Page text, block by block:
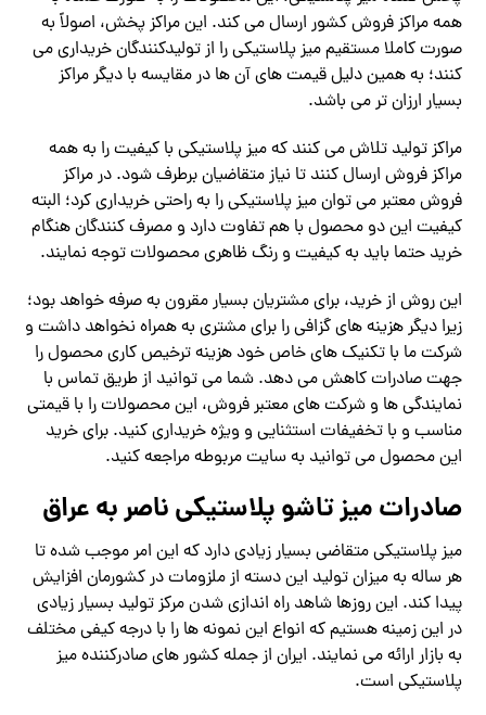
همه مراکز فروش کشور ارسال می‌ کند. این مراکز پخش، اصولاً به
صورت کاملا مستقیم میز پلاستیکی را از تولیدکنندگان خریداری می‌
کنند؛ به همین دلیل قیمت های آن ها در مقایسه با دیگر مراکز
بسیار ارزان تر می باشد.
مراکز تولید تلاش می‌ کنند که میز پلاستیکی با کیفیت را به همه
مراکز فروش ارسال کنند تا نیاز متقاضیان برطرف شود. در مراکز
فروش معتبر می توان میز پلاستیکی را به راحتی خریداری کرد؛ البته
کیفیت این دو محصول با هم تفاوت دارد و مصرف کنندگان هنگام
خرید حتما باید به کیفیت و رنگ ظاهری محصولات توجه نمایند.
این روش از خرید، برای مشتریان بسیار مقرون به صرفه خواهد بود؛
زیرا دیگر هزینه‌ های گزافی را برای مشتری به همراه نخواهد داشت و
شرکت ما با تکنیک های خاص خود هزینه ترخیص کاری محصول را
جهت صادرات کاهش می‌ دهد. شما می توانید از طریق تماس با
نمایندگی ها و شرکت های معتبر فروش، این محصولات را با قیمتی
مناسب و با تخفیفات استثنایی و ویژه خریداری کنید. برای خرید
این محصول می توانید به سایت مربوطه مراجعه کنید.
صادرات میز تاشو پلاستیکی ناصر به عراق
میز پلاستیکی متقاضی بسیار زیادی دارد که این امر موجب شده تا
هر ساله به میزان تولید این دسته از ملزومات در کشورمان افزایش
پیدا کند. این روزها شاهد راه اندازی شدن مرکز تولید بسیار زیادی
در این زمینه هستیم که انواع این نمونه ها را با درجه کیفی مختلف
به بازار ارائه می نمایند. ایران از جمله کشور های صادرکننده میز
پلاستیکی است.